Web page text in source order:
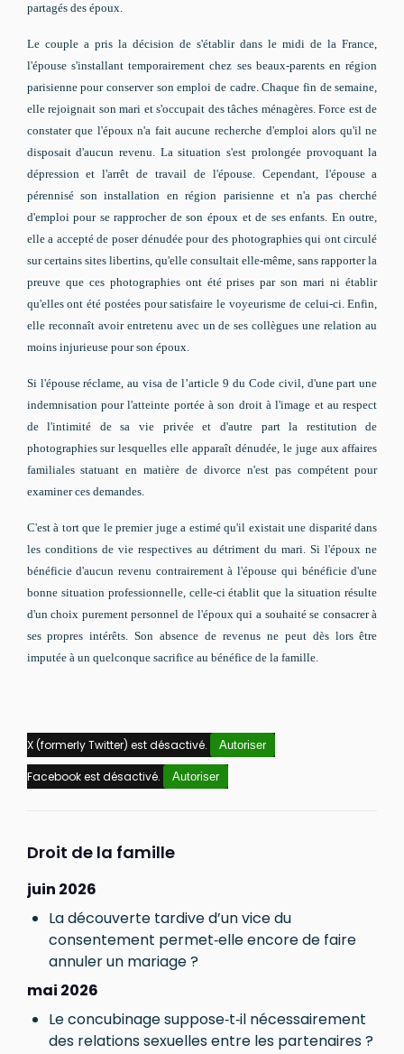
partagés des époux.
Le couple a pris la décision de s'établir dans le midi de la France,
l'épouse s'installant temporairement chez ses beaux-parents en région
parisienne pour conserver son emploi de cadre. Chaque fin de semaine,
elle rejoignait son mari et s'occupait des tâches ménagères. Force est de
constater que l'époux n'a fait aucune recherche d'emploi alors qu'il ne
disposait d'aucun revenu. La situation s'est prolongée provoquant la
dépression et l'arrêt de travail de l'épouse. Cependant, l'épouse a
pérennisé son installation en région parisienne et n'a pas cherché
d'emploi pour se rapprocher de son époux et de ses enfants. En outre,
elle a accepté de poser dénudée pour des photographies qui ont circulé
sur certains sites libertins, qu'elle consultait elle-même, sans rapporter la
preuve que ces photographies ont été prises par son mari ni établir
qu'elles ont été postées pour satisfaire le voyeurisme de celui-ci. Enfin,
elle reconnaît avoir entretenu avec un de ses collègues une relation au
moins injurieuse pour son époux.
Si l'épouse réclame, au visa de l’article 9 du Code civil, d'une part une
indemnisation pour l'atteinte portée à son droit à l'image et au respect
de l'intimité de sa vie privée et d'autre part la restitution de
photographies sur lesquelles elle apparaît dénudée, le juge aux affaires
familiales statuant en matière de divorce n'est pas compétent pour
examiner ces demandes.
C'est à tort que le premier juge a estimé qu'il existait une disparité dans
les conditions de vie respectives au détriment du mari. Si l'époux ne
bénéficie d'aucun revenu contrairement à l'épouse qui bénéficie d'une
bonne situation professionnelle, celle-ci établit que la situation résulte
d'un choix purement personnel de l'époux qui a souhaité se consacrer à
ses propres intérêts. Son absence de revenus ne peut dès lors être
imputée à un quelconque sacrifice au bénéfice de la famille.
X (formerly Twitter) est désactivé. Autoriser
Facebook est désactivé. Autoriser
Droit de la famille
juin 2026
La découverte tardive d’un vice du
consentement permet‑elle encore de faire
annuler un mariage ?
mai 2026
Le concubinage suppose‑t‑il nécessairement
des relations sexuelles entre les partenaires ?